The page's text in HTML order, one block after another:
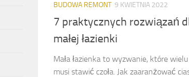
BUDOWA REMONT 9 KWIETNIA 2022
7 praktycznych rozwiązań
małej łazienki
Mała łazienka to wyzwanie, które
musi stawić czoła. Jak zaaranżować